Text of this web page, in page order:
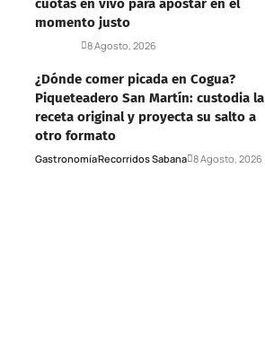
cuotas en vivo para apostar en el
momento justo
8 Agosto, 2026
¿Dónde comer picada en Cogua?
Piqueteadero San Martín: custodia la
receta original y proyecta su salto a
otro formato
GastronomíaRecorridos Sabana 8 Agosto, 2026